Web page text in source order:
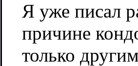
Я уже писал
причине
только